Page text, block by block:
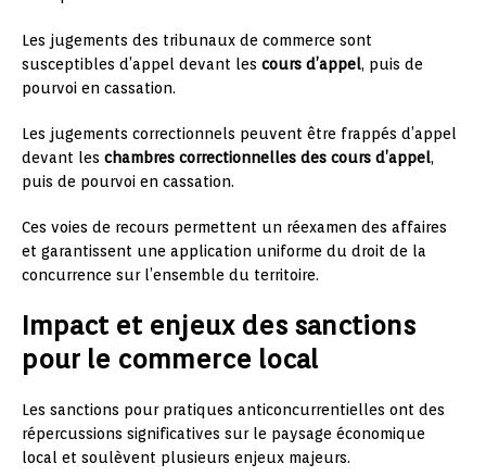
Les jugements des tribunaux de commerce sont
susceptibles d’appel devant les cours d’appel, puis de
pourvoi en cassation.
Les jugements correctionnels peuvent être frappés d’appel
devant les chambres correctionnelles des cours d’appel,
puis de pourvoi en cassation.
Ces voies de recours permettent un réexamen des affaires
et garantissent une application uniforme du droit de la
concurrence sur l’ensemble du territoire.
Impact et enjeux des sanctions
pour le commerce local
Les sanctions pour pratiques anticoncurrentielles ont des
répercussions significatives sur le paysage économique
local et soulèvent plusieurs enjeux majeurs.